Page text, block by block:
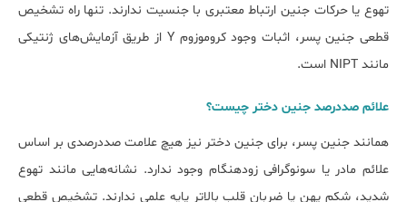
تهوع یا حرکات جنین ارتباط معتبری با جنسیت ندارند. تنها راه تشخیص
قطعی جنین پسر، اثبات وجود کروموزوم Y از طریق آزمایش‌های ژنتیکی
مانند NIPT است.
علائم صددرصد جنین دختر چیست؟
همانند جنین پسر، برای جنین دختر نیز هیچ علامت صددرصدی بر اساس
علائم مادر یا سونوگرافی زودهنگام وجود ندارد. نشانه‌هایی مانند تهوع
شدید، شکم پهن یا ضربان قلب بالاتر پایه علمی ندارند. تشخیص قطعی